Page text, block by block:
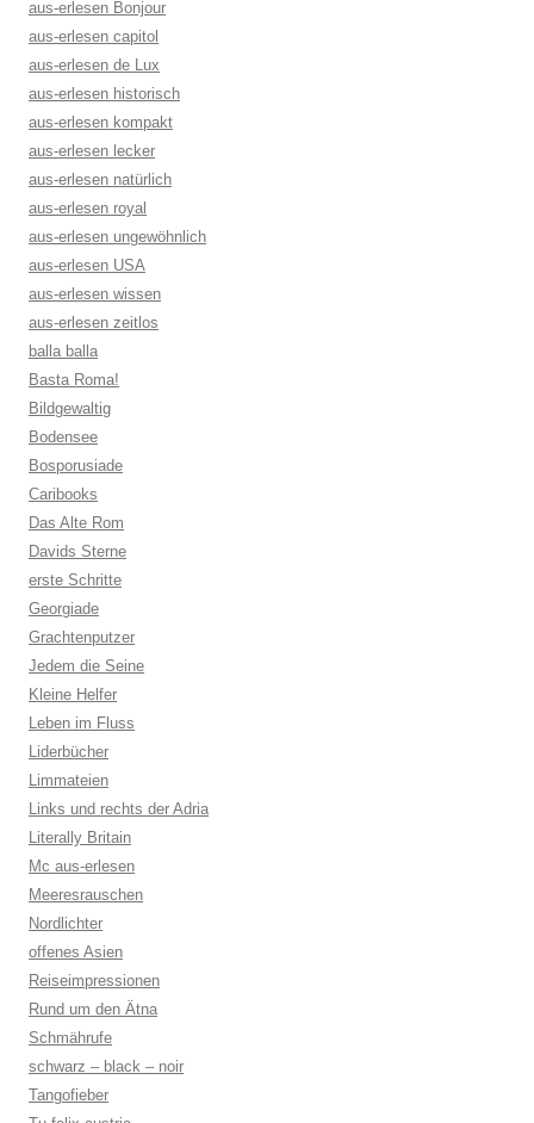
aus-erlesen Bonjour
aus-erlesen capitol
aus-erlesen de Lux
aus-erlesen historisch
aus-erlesen kompakt
aus-erlesen lecker
aus-erlesen natürlich
aus-erlesen royal
aus-erlesen ungewöhnlich
aus-erlesen USA
aus-erlesen wissen
aus-erlesen zeitlos
balla balla
Basta Roma!
Bildgewaltig
Bodensee
Bosporusiade
Caribooks
Das Alte Rom
Davids Sterne
erste Schritte
Georgiade
Grachtenputzer
Jedem die Seine
Kleine Helfer
Leben im Fluss
Liderbücher
Limmateien
Links und rechts der Adria
Literally Britain
Mc aus-erlesen
Meeresrauschen
Nordlichter
offenes Asien
Reiseimpressionen
Rund um den Ätna
Schmährufe
schwarz – black – noir
Tangofieber